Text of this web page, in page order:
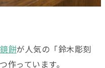
鏡餅が人気の「鈴木彫刻
作っています。